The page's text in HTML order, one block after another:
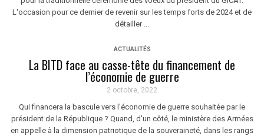
L'occasion pour ce dernier de revenir sur les temps forts de 2024 et de
détailler ...
ACTUALITÉS
La BITD face au casse-tête du financement de
l’économie de guerre
2 octobre, 2022
Qui financera la bascule vers l'économie de guerre souhaitée par le
président de la République ? Quand, d'un côté, le ministère des Armées
en appelle à la dimension patriotique de la souveraineté, dans les rangs